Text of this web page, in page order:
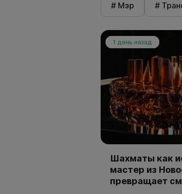
# Мэр #
1 день назад
Шахматы как
мастер из
превращает